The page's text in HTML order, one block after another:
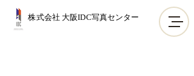
株式会社 大阪IDC写真センター